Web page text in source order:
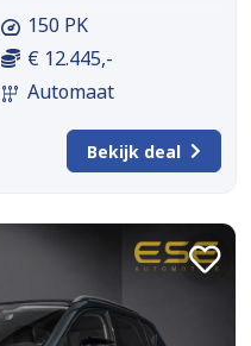
150 PK
€ 12.445,-
Automaat
Bekijk deal